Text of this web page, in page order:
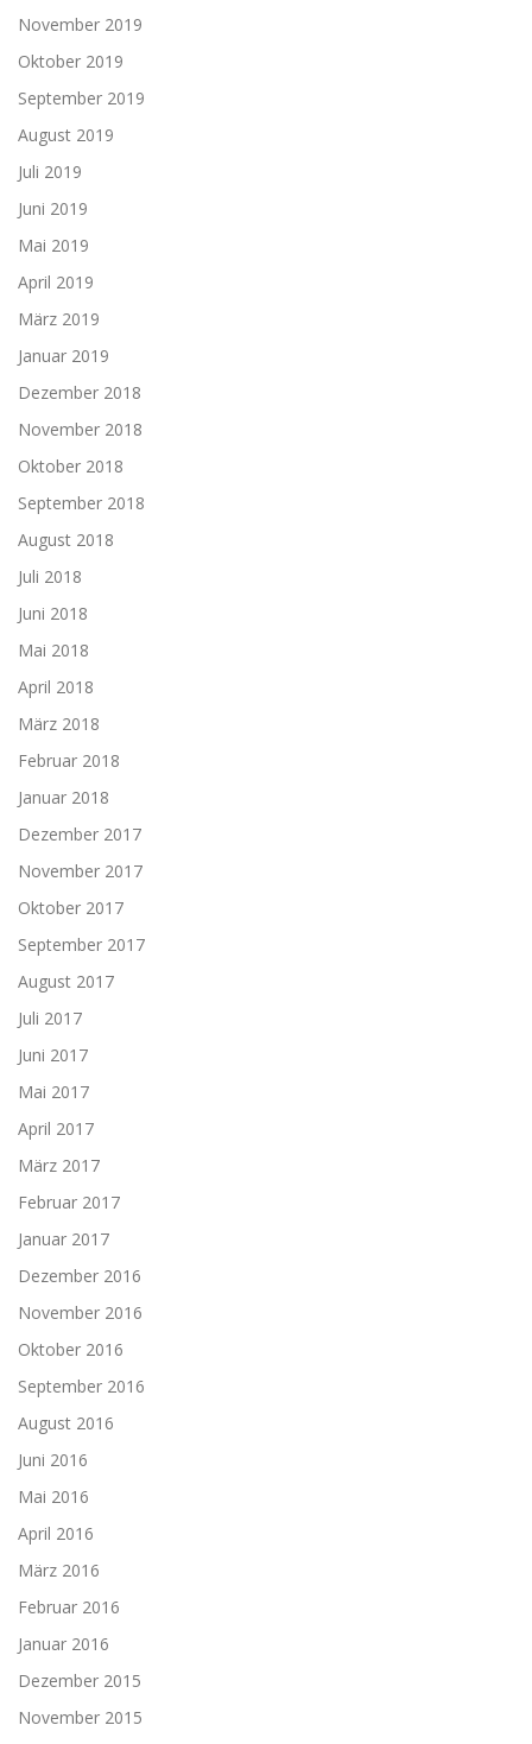
November 2019
Oktober 2019
September 2019
August 2019
Juli 2019
Juni 2019
Mai 2019
April 2019
März 2019
Januar 2019
Dezember 2018
November 2018
Oktober 2018
September 2018
August 2018
Juli 2018
Juni 2018
Mai 2018
April 2018
März 2018
Februar 2018
Januar 2018
Dezember 2017
November 2017
Oktober 2017
September 2017
August 2017
Juli 2017
Juni 2017
Mai 2017
April 2017
März 2017
Februar 2017
Januar 2017
Dezember 2016
November 2016
Oktober 2016
September 2016
August 2016
Juni 2016
Mai 2016
April 2016
März 2016
Februar 2016
Januar 2016
Dezember 2015
November 2015